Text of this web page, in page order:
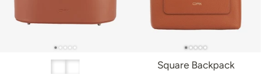
Square Backpack